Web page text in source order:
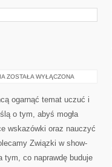
dopiero uczą się pompki,
front lever, dźwignię […]
NAUKA
O
MIŁOŚCI
ZOSTAŁA WYŁĄCZONA
przestrzeń dla kobiet,
i budować zdrowy
powstało z myślą o